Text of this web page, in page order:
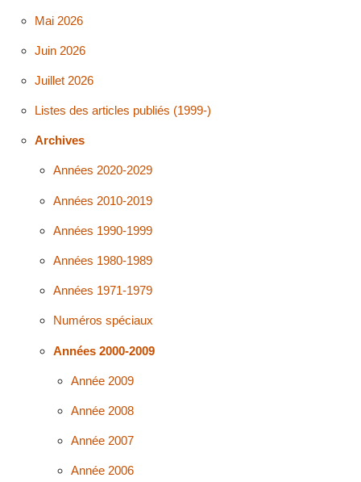
Mai 2026
Juin 2026
Juillet 2026
Listes des articles publiés (1999-)
Archives
Années 2020-2029
Années 2010-2019
Années 1990-1999
Années 1980-1989
Années 1971-1979
Numéros spéciaux
Années 2000-2009
Année 2009
Année 2008
Année 2007
Année 2006